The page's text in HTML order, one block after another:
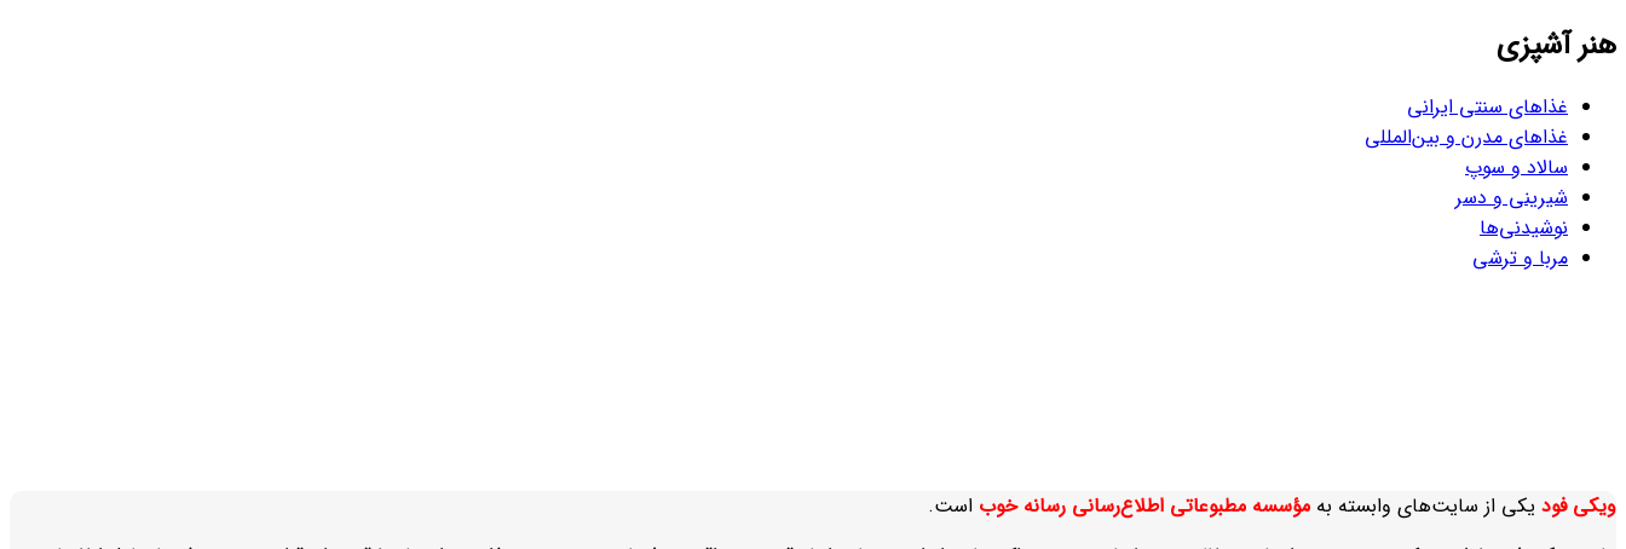
هنر آشپزی
غذاهای سنتی ایرانی
غذاهای مدرن و بین‌المللی
سالاد و سوپ
شیرینی و دسر
نوشیدنی‌ها
مربا و ترشی
ویکی‌ فود یکی از سایت‌های وابسته به مؤسسه مطبوعاتی اطلاع‌رسانی رسانه خوب است.